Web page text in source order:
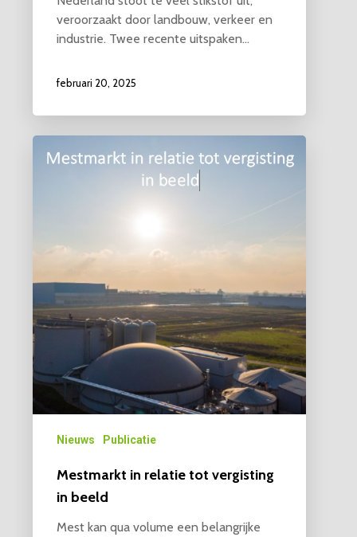
veroorzaakt door landbouw, verkeer en
industrie. Twee recente uitspaken…
februari 20, 2025
Nieuws Publicatie
Mestmarkt in relatie tot vergisting
in beeld
Mest kan qua volume een belangrijke